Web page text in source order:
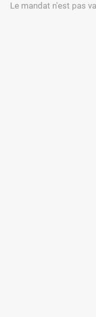
Le mandat n'est pas